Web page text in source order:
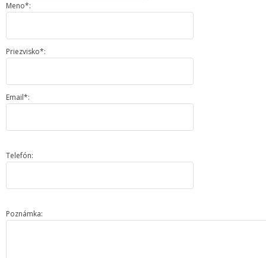
Meno*:
Priezvisko*:
Email*:
Telefón:
Poznámka: